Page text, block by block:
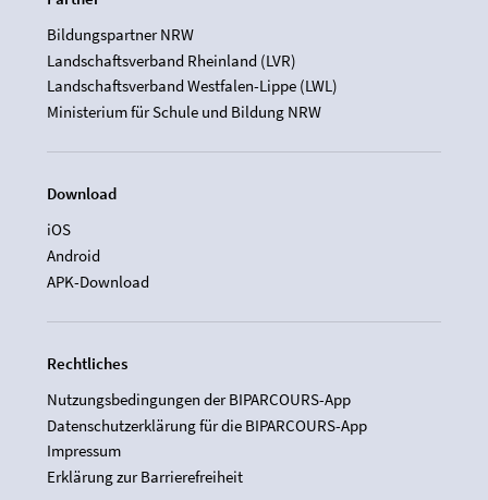
Bildungspartner NRW
Landschaftsverband Rheinland (LVR)
Landschaftsverband Westfalen-Lippe (LWL)
Ministerium für Schule und Bildung NRW
Download
iOS
Android
APK-Download
Rechtliches
Nutzungsbedingungen der BIPARCOURS-App
Datenschutzerklärung für die BIPARCOURS-App
Impressum
Erklärung zur Barrierefreiheit